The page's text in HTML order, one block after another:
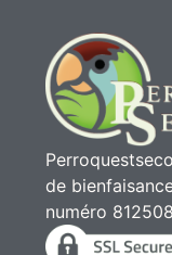
de
numéro